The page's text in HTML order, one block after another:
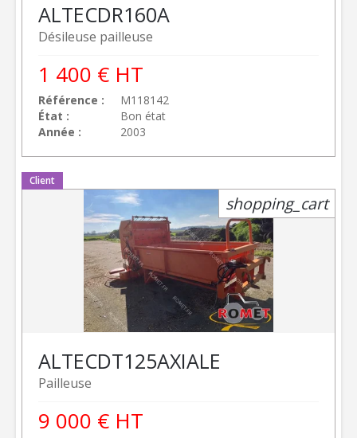
Désileuse pailleuse
ALTECDR160A
Référence
M118142
État
Bon état
Année
2003
1 400 € HT
Client
Pailleuse
ALTECDT125AXIALE
9 000 € HT
shopping_cart